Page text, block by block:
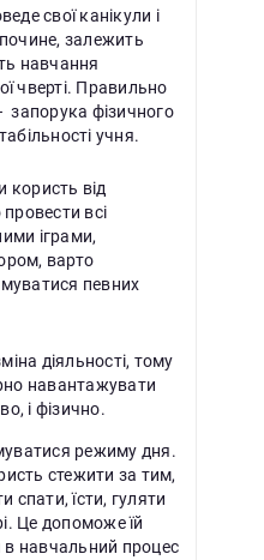
свої канікули і
залежить
навчання
чверті. Правильно
запорука фізичного
учня.
від
всі
іграми,
варто
певних
діяльності, тому
навантажувати
і фізично.
режиму дня.
стежити за тим,
спати, їсти, гуляти
Це допоможе їй
в навчальний процес